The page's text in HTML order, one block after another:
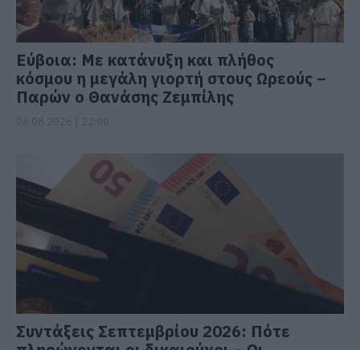
Εύβοια: Με κατάνυξη και πλήθος
κόσμου η μεγάλη γιορτή στους Ωρεούς –
Παρών ο Θανάσης Ζεμπίλης
Συντάξεις Σεπτεμβρίου 2026: Πότε